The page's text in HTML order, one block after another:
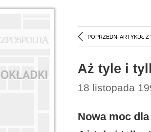
POPRZEDNI ARTYKUŁ Z
Aż tyle i
18 listopada
Nowa moc